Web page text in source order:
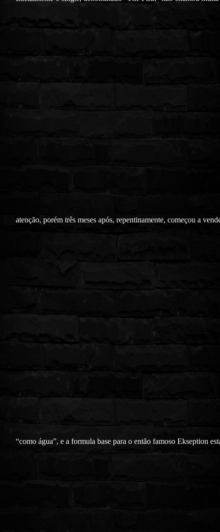
atenção, porém três meses após, repentinamente, começou a
“como água”, e a formula base para o então famoso Ekseption